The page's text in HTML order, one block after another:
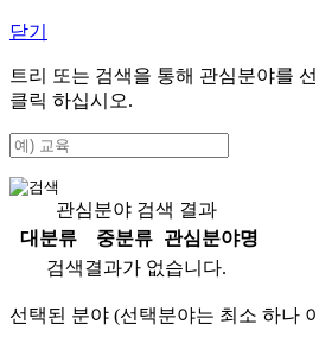
닫기
트리 또는 검색을 통해 관심분야를
클릭 하십시오.
관심분야 검색 결과
대분류
중분류
관심분야명
검색결과가 없습니다.
선택된 분야 (선택분야는 최소 하나